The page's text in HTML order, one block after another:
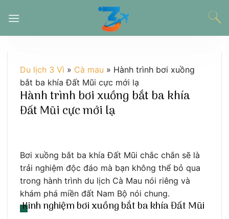
đến
Du lịch 3 Vì » Cà mau » Hành trình bơi xuồng
bắt ba khía Đất Mũi cực mới lạ
Hành trình bơi xuồng bắt ba khía
Đất Mũi cực mới lạ
Bơi xuồng bắt ba khía Đất Mũi chắc chắn sẽ là
trải nghiệm độc đáo mà bạn không thể bỏ qua
trong hành trình du lịch Cà Mau nói riêng và
khám phá miền đất Nam Bộ nói chung.
Kinh nghiệm bơi xuồng bắt ba khía Đất Mũi